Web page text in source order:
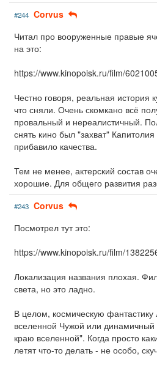
#244 Corvus
Читал про вооруженные правые
на это:
https://www.kinopoisk.ru/film/
Честно говоря, реальная история
что сняли. Очень скомкано всё
провальный и нереалистичный.
снять кино был "захват"
прибавило качества.
Тем не менее, актерский состав
хорошие. Для общего развития
#243 Corvus
Посмотрел тут это:
https://www.kinopoisk.ru/film/
Локализация названия плохая.
света, но это ладно.
В целом, космическую
вселенной Чужой или
краю вселенной". Когда просто
летят что-то делать - не особо,